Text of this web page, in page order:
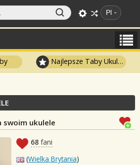
Pl
Najlepsze Taby Ukulele
swoim ukulele
68 fani
(Wielka Brytania)